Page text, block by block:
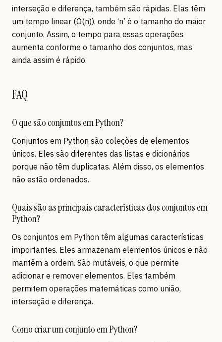
interseção e diferença, também são rápidas. Elas têm
um tempo linear (O(n)), onde ‘n’ é o tamanho do maior
conjunto. Assim, o tempo para essas operações
aumenta conforme o tamanho dos conjuntos, mas
ainda assim é rápido.
FAQ
O que são conjuntos em Python?
Conjuntos em Python são coleções de elementos
únicos. Eles são diferentes das listas e dicionários
porque não têm duplicatas. Além disso, os elementos
não estão ordenados.
Quais são as principais características dos conjuntos em
Python?
Os conjuntos em Python têm algumas características
importantes. Eles armazenam elementos únicos e não
mantêm a ordem. São mutáveis, o que permite
adicionar e remover elementos. Eles também
permitem operações matemáticas como união,
interseção e diferença.
Como criar um conjunto em Python?